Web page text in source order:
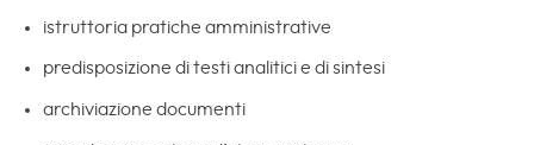
istruttoria pratiche amministrative
predisposizione di testi analitici e di sintesi
archiviazione documenti